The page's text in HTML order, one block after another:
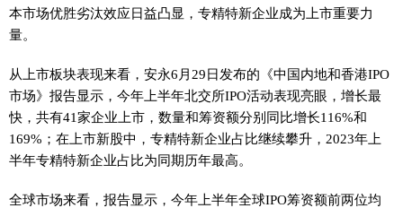
本市场优胜劣汰效应日益凸显，专精特新企业成为上市重要力
量。
从上市板块表现来看，安永6月29日发布的《中国内地和香港IPO
市场》报告显示，今年上半年北交所IPO活动表现亮眼，增长最
快，共有41家企业上市，数量和筹资额分别同比增长116%和
169%；在上市新股中，专精特新企业占比继续攀升，2023年上
半年专精特新企业占比为同期历年最高。
全球市场来看，报告显示，今年上半年全球IPO筹资额前两位均